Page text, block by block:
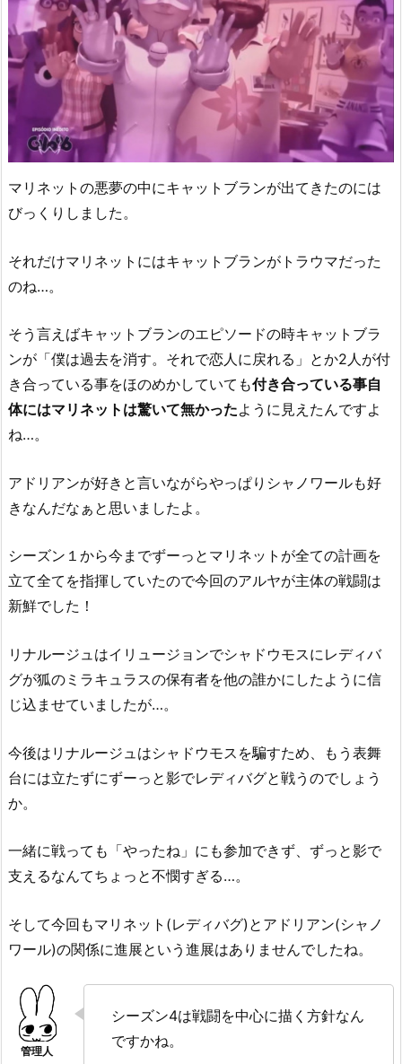
マリネットの悪夢の中にキャットブランが出てきたのには
びっくりしました。
それだけマリネットにはキャットブランがトラウマだった
のね…。
そう言えばキャットブランのエピソードの時キャットブラ
ンが「僕は過去を消す。それで恋人に戻れる」とか2人が付
き合っている事をほのめかしていても付き合っている事自
体にはマリネットは驚いて無かったように見えたんですよ
ね…。
アドリアンが好きと言いながらやっぱりシャノワールも好
きなんだなぁと思いましたよ。
シーズン１から今までずーっとマリネットが全ての計画を
立て全てを指揮していたので今回のアルヤが主体の戦闘は
新鮮でした！
リナルージュはイリュージョンでシャドウモスにレディバ
グが狐のミラキュラスの保有者を他の誰かにしたように信
じ込ませていましたが…。
今後はリナルージュはシャドウモスを騙すため、もう表舞
台には立たずにずーっと影でレディバグと戦うのでしょう
か。
一緒に戦っても「やったね」にも参加できず、ずっと影で
支えるなんてちょっと不憫すぎる…。
そして今回もマリネット(レディバグ)とアドリアン(シャノ
ワール)の関係に進展という進展はありませんでしたね。
シーズン4は戦闘を中心に描く方針なん
ですかね。